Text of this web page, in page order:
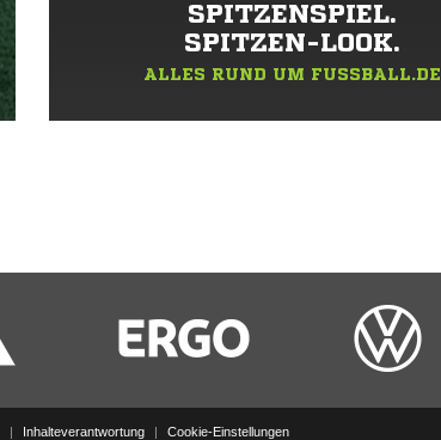
SPITZENSPIEL.
SPITZEN-LOOK.
ALLES RUND UM FUSSBALL.DE
| Inhalteverantwortung | Cookie-Einstellungen